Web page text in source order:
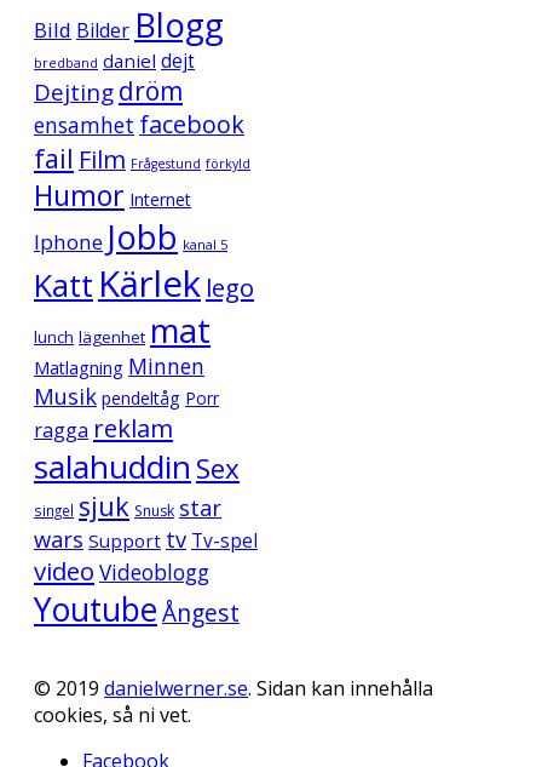
Bild Bilder Blogg
bredband daniel dejt
Dejtingdröm
ensamhet facebook
fail Film Frågestund förkyld
Humor Internet
Iphone Jobb kanal 5
Katt Kärlek lego
lunch lägenhet mat
Matlagning Minnen
Musik pendeltåg Porr
ragga reklam
salahuddin Sex
singel sjuk Snusk star
wars Support tv Tv-spel
video Videoblogg
YoutubeÅngest
© 2019 danielwerner.se. Sidan kan innehålla
cookies, så ni vet.
Facebook